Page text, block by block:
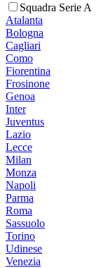
Squadra Serie A
Atalanta
Bologna
Cagliari
Como
Fiorentina
Frosinone
Genoa
Inter
Juventus
Lazio
Lecce
Milan
Monza
Napoli
Parma
Roma
Sassuolo
Torino
Udinese
Venezia